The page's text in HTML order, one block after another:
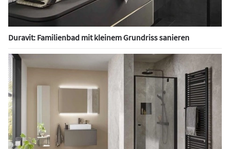
Duravit: Familienbad mit kleinem Grundriss sanieren